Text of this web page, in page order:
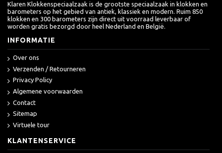
Klaren Klokkenspeciaalzaak is de grootste speciaalzaak in klokken en
barometers op het gebied van antiek, klassiek en modern. Ruim 850
klokken en 300 barometers zijn direct uit voorraad leverbaar of
worden gratis bezorgd door heel Nederland en België.
INFORMATIE
Over ons
Verzenden / Retourneren
Privacy Policy
Algemene voorwaarden
Contact
Sitemap
Virtuele tour
KLANTENSERVICE